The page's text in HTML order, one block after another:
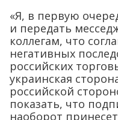
«Я, в первую
и передать
коллегам, что
негативных
российских
украинская
российской
показать, что
наоборот